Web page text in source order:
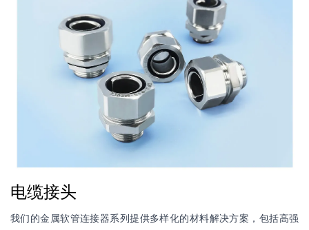
电缆接头
我们的金属软管连接器系列提供多样化的材料解决方案，包括高强